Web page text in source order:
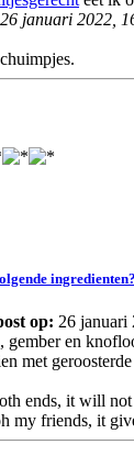
januari 2022,
ingredienten?
op: 26 januari
gember en
met geroosterde
ends, it will
my friends, it